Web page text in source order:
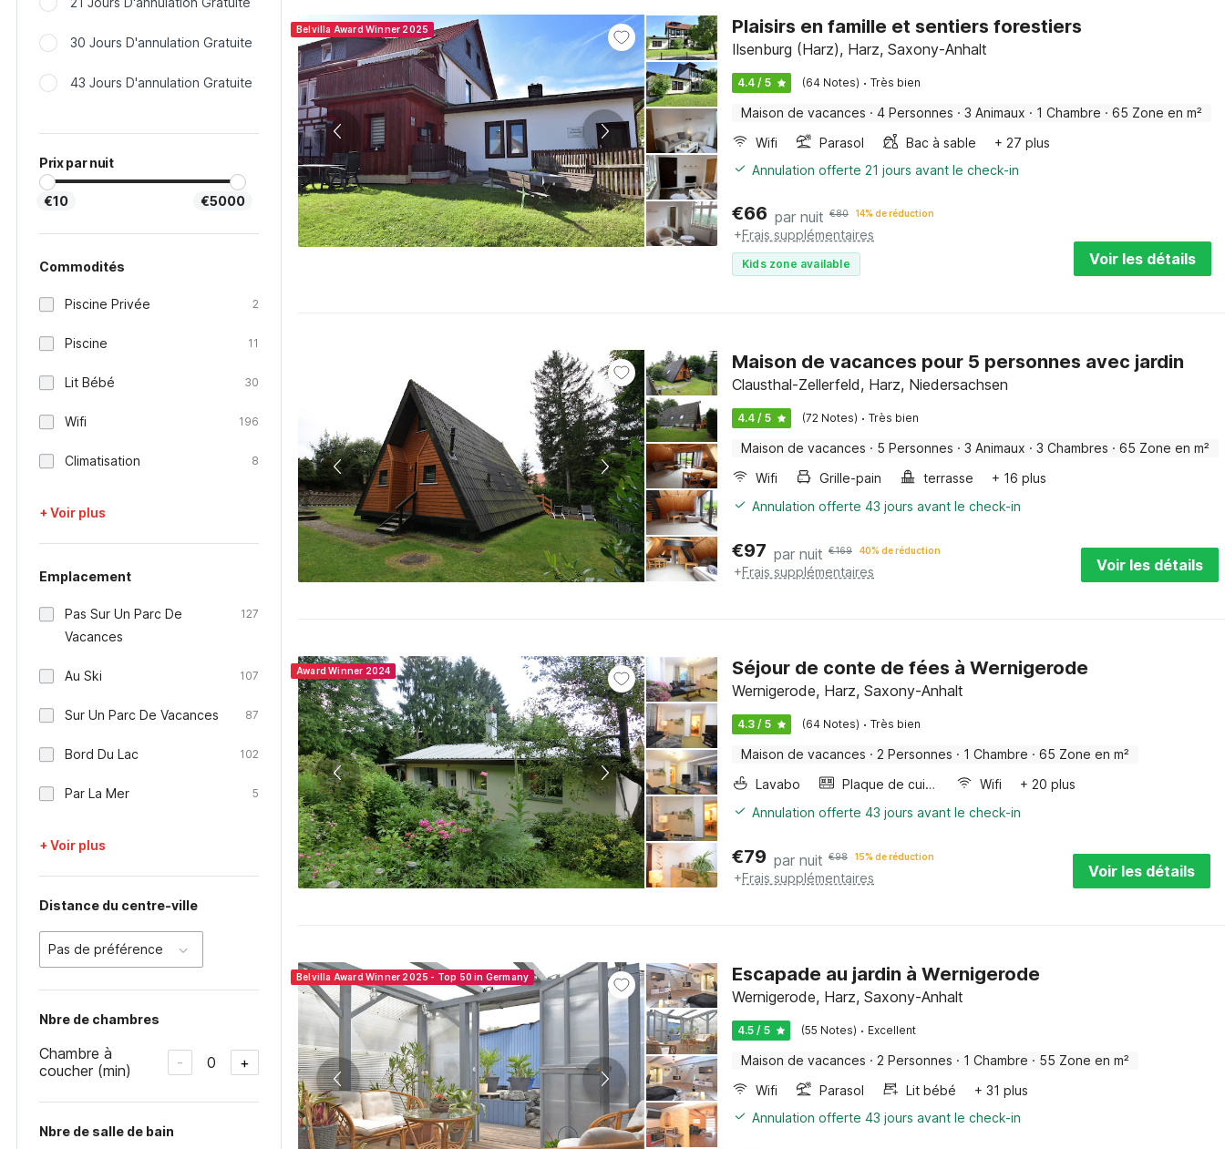
30 Jours D'annulation Gratuite
43 Jours D'annulation Gratuite
Prix par nuit
€10 €5000
Commodités
Piscine Privée 2
Piscine 11
Lit Bébé 30
Wifi 196
Climatisation 8
+ Voir plus
Emplacement
Pas Sur Un Parc De
Vacances
127
Au Ski 107
Sur Un Parc De Vacances 87
Bord Du Lac 102
Par La Mer 5
+ Voir plus
Distance du centre-ville
Pas de préférence
Nbre de chambres
Chambre à
coucher (min)
- 0 +
Nbre de salle de bain
Belvilla Award Winner 2025 Plaisirs en famille et sentiers forestiers
Ilsenburg (Harz), Harz, Saxony-Anhalt
4.4 / 5 (64 Notes) · Très bien
Maison de vacances · 4 Personnes · 3 Animaux · 1 Chambre · 65 Zone en m²
Wifi
Parasol Bac à sable
+ 27 plus
Annulation offerte 21 jours avant le check-in
€66 par nuit €80 14% de réduction
+Frais supplémentaires
Kids zone available Voir les détails
Maison de vacances pour 5 personnes avec jardin
Clausthal-Zellerfeld, Harz, Niedersachsen
4.4 / 5 (72 Notes) · Très bien
Maison de vacances · 5 Personnes · 3 Animaux · 3 Chambres · 65 Zone en m²
Wifi
Grille-pain terrasse
+ 16 plus
Annulation offerte 43 jours avant le check-in
€97 par nuit €169 40% de réduction
+Frais supplémentaires Voir les détails
Award Winner 2024 Séjour de conte de fées à Wernigerode
Wernigerode, Harz, Saxony-Anhalt
4.3 / 5 (64 Notes) · Très bien
Maison de vacances · 2 Personnes · 1 Chambre · 65 Zone en m²
Lavabo
Plaque de cuisson Wifi
+ 20 plus
Annulation offerte 43 jours avant le check-in
€79 par nuit €98 15% de réduction
+Frais supplémentaires Voir les détails
Belvilla Award Winner 2025 - Top 50 in Germany Escapade au jardin à Wernigerode
Wernigerode, Harz, Saxony-Anhalt
4.5 / 5 (55 Notes) · Excellent
Maison de vacances · 2 Personnes · 1 Chambre · 55 Zone en m²
Wifi
Parasol Lit bébé
+ 31 plus
Annulation offerte 43 jours avant le check-in